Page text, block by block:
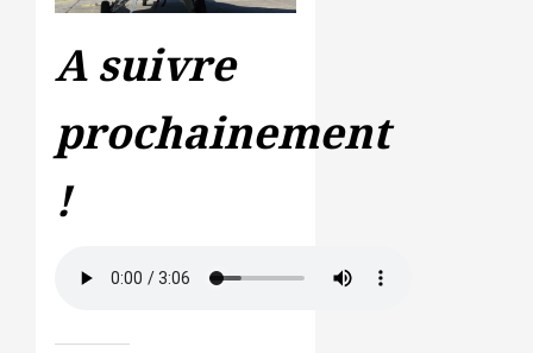
A suivre
prochainement
!